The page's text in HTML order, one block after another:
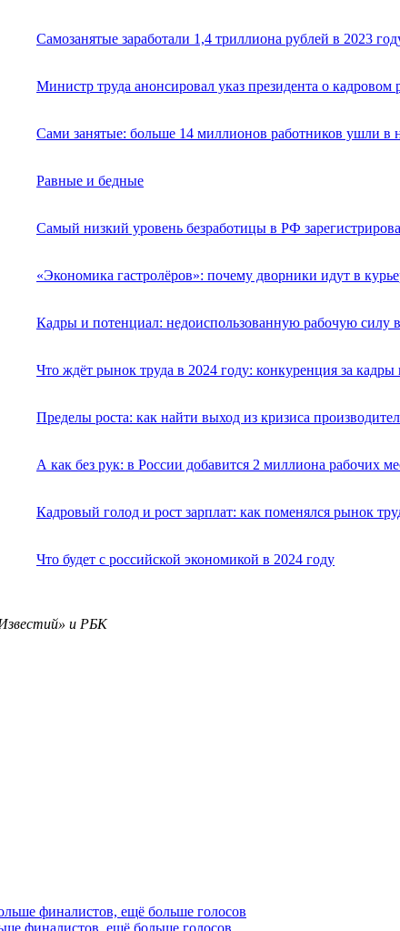
Самозанятые заработали 1,4 триллиона рублей в 2023
Министр труда анонсировал указ президента о кадровом
Сами занятые: больше 14 миллионов работников ушли в
Равные и бедные
Самый низкий уровень безработицы в РФ
«Экономика гастролёров»: почему дворники идут в
Кадры и потенциал: недоиспользованную рабочую силу
Что ждёт рынок труда в 2024 году: конкуренция за кадры
Пределы роста: как найти выход из кризиса
А как без рук: в России добавится 2 миллиона рабочих
Кадровый голод и рост зарплат: как поменялся рынок
Что будет с российской экономикой в 2024 году
и РБК
финалистов, ещё больше голосов